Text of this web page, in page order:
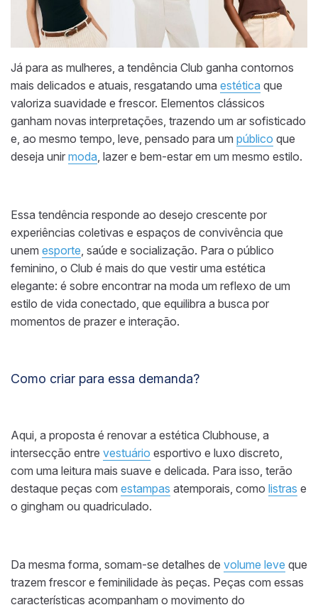
Já para as mulheres, a tendência Club ganha contornos
mais delicados e atuais, resgatando uma estética que
valoriza suavidade e frescor. Elementos clássicos
ganham novas interpretações, trazendo um ar sofisticado
e, ao mesmo tempo, leve, pensado para um público que
deseja unir moda , lazer e bem-estar em um mesmo estilo.
Essa tendência responde ao desejo crescente por
experiências coletivas e espaços de convivência que
unem esporte , saúde e socialização. Para o público
feminino, o Club é mais do que vestir uma estética
elegante: é sobre encontrar na moda um reflexo de um
estilo de vida conectado, que equilibra a busca por
momentos de prazer e interação.
Como criar para essa demanda?
Aqui, a proposta é renovar a estética Clubhouse, a
intersecção entre vestuário esportivo e luxo discreto,
com uma leitura mais suave e delicada. Para isso, terão
destaque peças com estampas atemporais, como listras e
o gingham ou quadriculado.
Da mesma forma, somam-se detalhes de volume leve que
trazem frescor e feminilidade às peças. Peças com essas
características acompanham o movimento do